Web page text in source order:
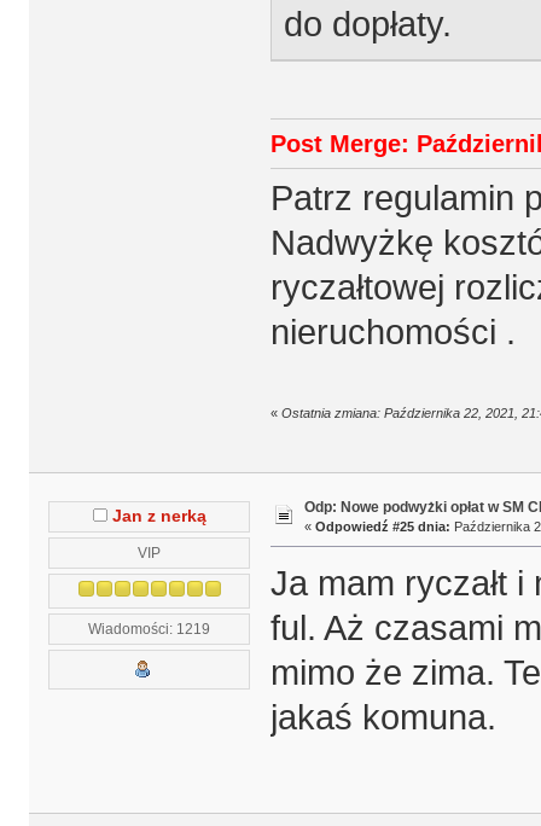
do dopłaty.
Post Merge:
Patrz regulamin
Nadwyżkę
ryczałtowej
nieruchomości .
« Ostatnia zmiana: Października 22, 2021,
Jan z nerką
VIP
Wiadomości: 1219
Odp: Nowe podwyżki opłat w SM
« Odpowiedź #25 dnia: Października
Ja mam ryczałt
ful. Aż czasami
mimo że zima.
jakaś komuna.